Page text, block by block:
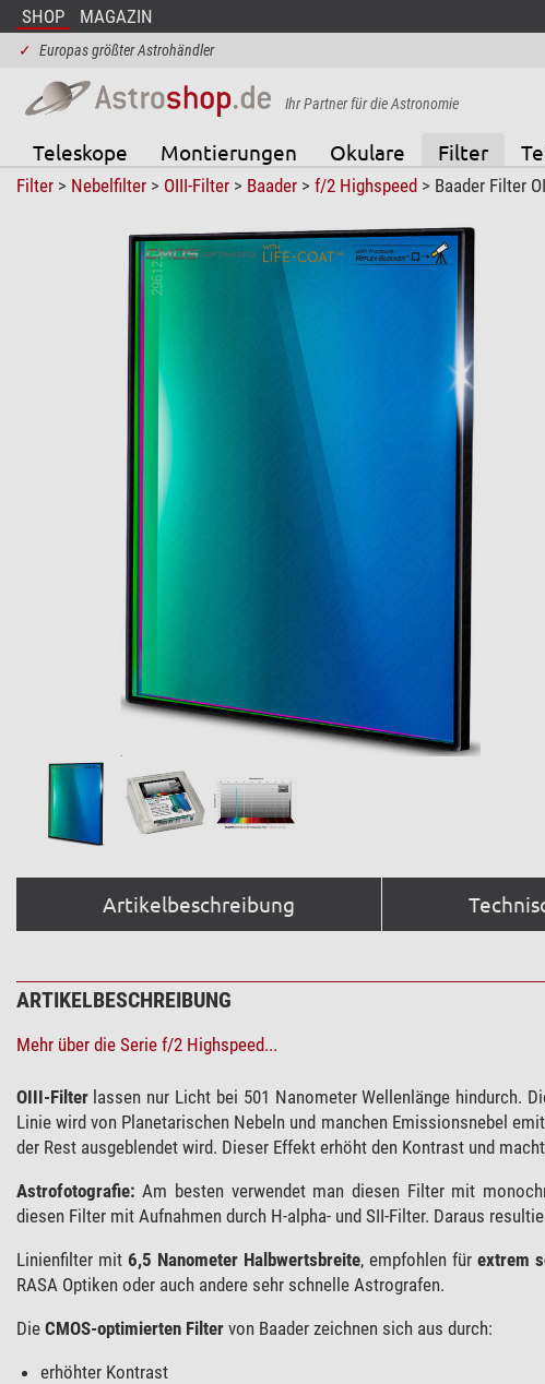
SHOP MAGAZIN
✓ Europas größter Astrohändler
Ihr Partner für die Astronomie
Teleskope Montierungen Okulare Filter
Filter> Nebelfilter> OIII-Filter> Baader> f/2 Highspeed> Baader Filter
Artikelbeschreibung
ARTIKELBESCHREIBUNG
Mehr über die Serie f/2 Highspeed...
OIII-Filterlassen nur Licht bei 501 Nanometer Wellenlänge hindurch.
Linie wird von Planetarischen Nebeln und manchen Emissionsnebel
der Rest ausgeblendet wird. Dieser Effekt erhöht den Kontrast und
Astrofotografie: Am besten verwendet man diesen Filter mit
diesen Filter mit Aufnahmen durch H-alpha- und SII-Filter. Daraus
Linienfilter mit 6,5 Nanometer Halbwertsbreite, empfohlen für extrem
RASA Optiken oder auch andere sehr schnelle Astrografen.
Die CMOS-optimierten Filtervon Baader zeichnen sich aus durch:
erhöhter Kontrast